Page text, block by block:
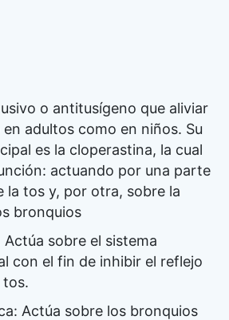
o antitusígeno que aliviar
adultos como en niños. Su
es la cloperastina, la cual
actuando por una parte
la tos y, por otra, sobre la
bronquios
sobre el sistema
con el fin de inhibir el reflejo
tos.
Actúa sobre los bronquios